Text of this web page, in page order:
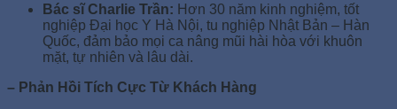
Bác sĩ Charlie Trần: Hơn 30 năm kinh nghiệm, tốt
nghiệp Đại học Y Hà Nội, tu nghiệp Nhật Bản – Hàn
Quốc, đảm bảo mọi ca nâng mũi hài hòa với khuôn
mặt, tự nhiên và lâu dài.
– Phản Hồi Tích Cực Từ Khách Hàng